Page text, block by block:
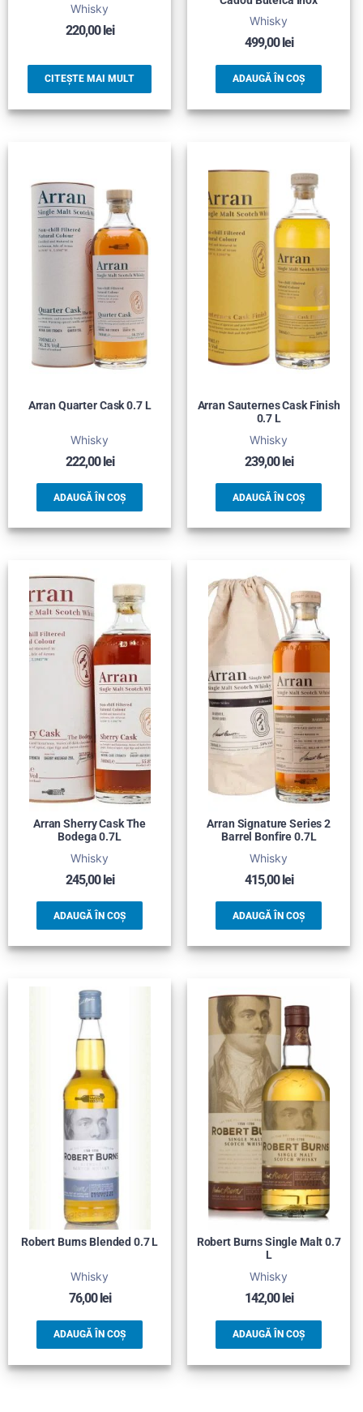
Whisky
220,00lei
CITEȘTE MAI MULT
Whisky
499,00lei
ADAUGĂ ÎN COȘ
Arran Quarter Cask 0.7 L
Whisky
222,00lei
ADAUGĂ ÎN COȘ
Arran Sauternes Cask Finish
0.7 L
Whisky
239,00lei
ADAUGĂ ÎN COȘ
Arran Sherry Cask The
Bodega 0.7L
Whisky
245,00lei
ADAUGĂ ÎN COȘ
Arran Signature Series 2
Barrel Bonfire 0.7L
Whisky
415,00lei
ADAUGĂ ÎN COȘ
Robert Burns Blended 0.7 L
Whisky
76,00 lei
ADAUGĂ ÎN COȘ
Robert Burns Single Malt 0.7
L
Whisky
142,00 lei
ADAUGĂ ÎN COȘ